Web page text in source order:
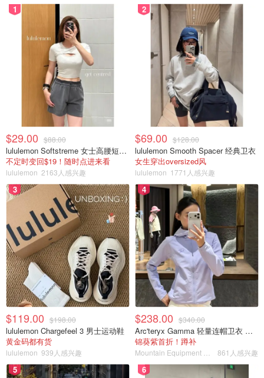
1
$29.00 $88.00
lululemon Softstreme 女士高腰短裤 10cm
不定时变回$19！随时点进来看
lululemon 2163人感兴趣
2
$69.00 $128.00
lululemon Smooth Spacer 经典卫衣
女生穿出oversized风
lululemon 1771人感兴趣
3
$119.00 $198.00
lululemon Chargefeel 3 男士运动鞋
黄金码都有货
lululemon 939人感兴趣
4
$238.00 $340.00
Arc'teryx Gamma 轻量连帽卫衣 女款
锦葵紫首折！蹲补
861人感兴趣
5 6